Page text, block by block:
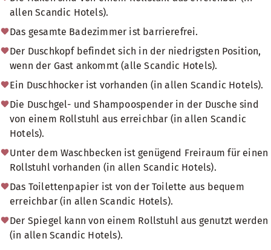
allen Scandic Hotels).
Das gesamte Badezimmer ist barrierefrei.
Der Duschkopf befindet sich in der niedrigsten Position,
wenn der Gast ankommt (alle Scandic Hotels).
Ein Duschhocker ist vorhanden (in allen Scandic Hotels).
Die Duschgel- und Shampoospender in der Dusche sind
von einem Rollstuhl aus erreichbar (in allen Scandic
Hotels).
Unter dem Waschbecken ist genügend Freiraum für einen
Rollstuhl vorhanden (in allen Scandic Hotels).
Das Toilettenpapier ist von der Toilette aus bequem
erreichbar (in allen Scandic Hotels).
Der Spiegel kann von einem Rollstuhl aus genutzt werden
(in allen Scandic Hotels).